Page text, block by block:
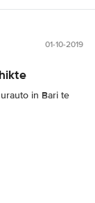
01-10-2019
in Bari te